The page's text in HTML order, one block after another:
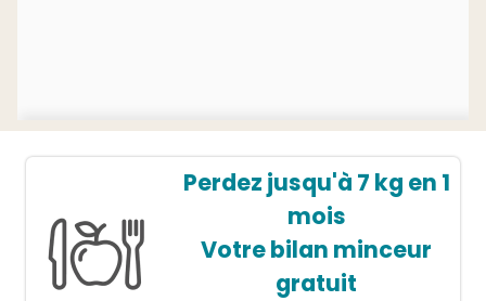
Perdez jusqu'à 7 kg en 1
mois
Votre bilan minceur
gratuit